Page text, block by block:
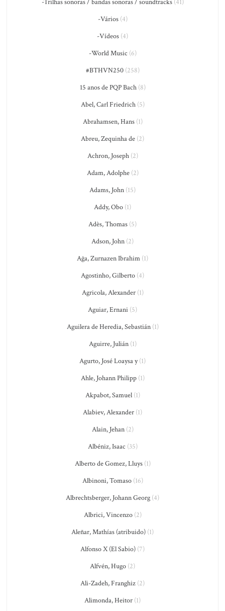
-Trilhas sonoras / bandas sonoras / soundtracks(41)
-Vários(4)
-Vídeos (4)
-World Music (6)
#BTHVN250(258)
15 anos de PQP Bach(8)
Abel, Carl Friedrich(5)
Abrahamsen, Hans(1)
Abreu, Zequinha de (2)
Achron, Joseph(2)
Adam, Adolphe(2)
Adams, John (15)
Addy, Obo (1)
Adès, Thomas (5)
Adson, John (2)
Ağa, Zurnazen Ibrahim (1)
Agostinho, Gilberto (4)
Agricola, Alexander(1)
Aguiar, Ernani (5)
Aguilera de Heredia, Sebastián(1)
Aguirre, Julián(1)
Agurto, José Loaysa y(1)
Ahle, Johann Philipp(1)
Akpabot, Samuel(1)
Alabiev, Alexander (1)
Alain, Jehan(2)
Albéniz, Isaac (35)
Alberto de Gomez, Lluys(1)
Albinoni, Tomaso(16)
Albrechtsberger, Johann Georg (4)
Albrici, Vincenzo(2)
Aleñar, Mathías (atribuido) (1)
Alfonso X (El Sabio) (7)
Alfvén, Hugo (2)
Ali-Zadeh, Franghiz (2)
Alimonda, Heitor (1)